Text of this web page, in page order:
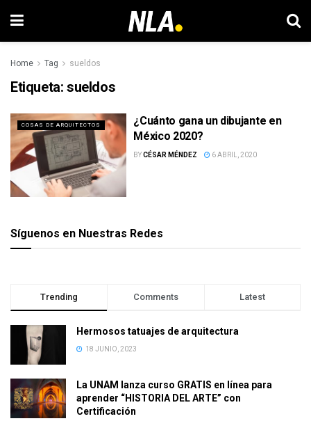
Home Tag sueldos
Etiqueta: sueldos
COSAS DE ARQUITECTOS
¿Cuánto gana un dibujante en
México 2020?
BYCÉSAR MÉNDEZ 6 ABRIL, 2020
Síguenos en Nuestras Redes
Trending Comments Latest
Hermosos tatuajes de arquitectura
18 JUNIO, 2023
La UNAM lanza curso GRATIS en línea para
aprender “HISTORIA DEL ARTE” con
Certificación